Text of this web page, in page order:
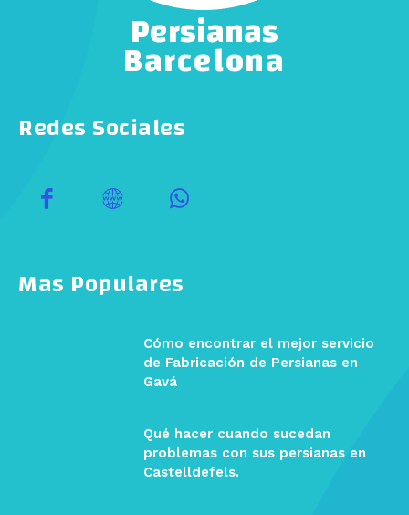
Mas Populares
Cómo encontrar el mejor servicio
de Fabricación de Persianas en
Gavá
Qué hacer cuando sucedan
problemas con sus persianas en
Castelldefels.
Redes Sociales
Persianas
Barcelona